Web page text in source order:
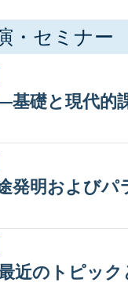
・セミナー
基礎と現代的
発明およびパ
近のトピッ